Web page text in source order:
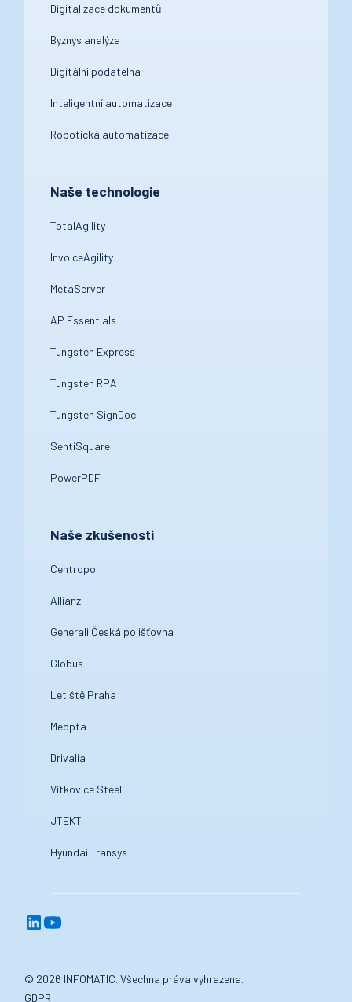
Digitalizace dokumentů
Byznys analýza
Digitální podatelna
Inteligentní automatizace
Robotická automatizace
Naše technologie
TotalAgility
InvoiceAgility
MetaServer
AP Essentials
Tungsten Express
Tungsten RPA
Tungsten SignDoc
SentiSquare
PowerPDF
Naše zkušenosti
Centropol
Allianz
Generali Česká pojišťovna
Globus
Letiště Praha
Meopta
Drivalia
Vítkovice Steel
JTEKT
Hyundai Transys
© 2026 INFOMATIC. Všechna práva vyhrazena.
GDPR